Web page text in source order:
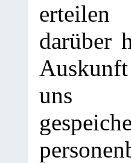
darüber
uns